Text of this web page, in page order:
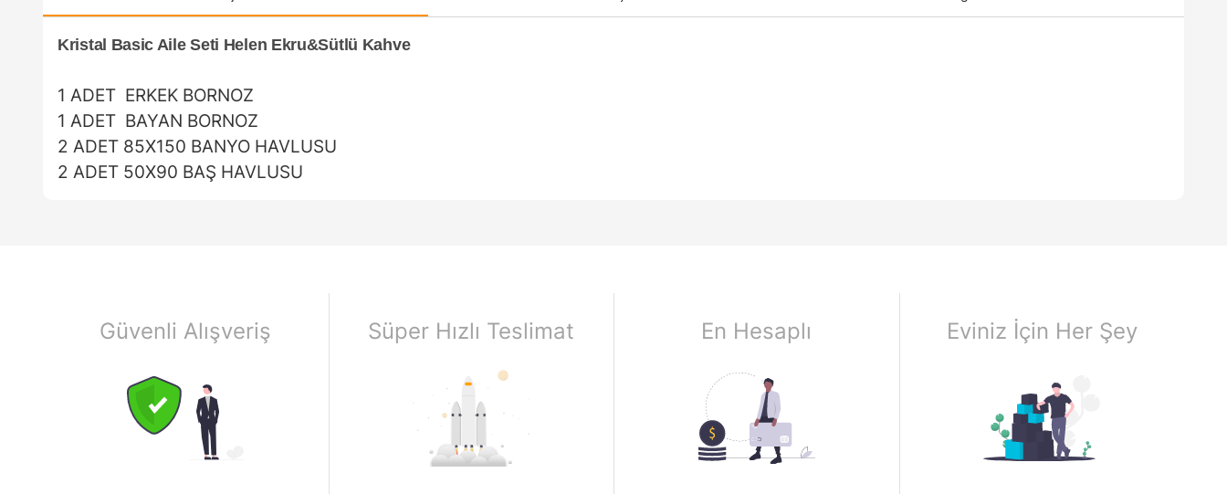
Kristal Basic Aile Seti Helen Ekru&Sütlü Kahve
1 ADET ERKEK BORNOZ
1 ADET BAYAN BORNOZ
2 ADET 85X150 BANYO HAVLUSU
2 ADET 50X90 BAŞ HAVLUSU
Güvenli Alışveriş Süper Hızlı Teslimat En Hesaplı Eviniz İçin Her Şey